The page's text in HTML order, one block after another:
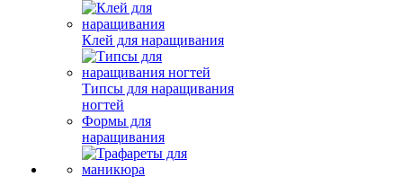
Клей для наращивания
Типсы для наращивания
ногтей
Формы для
наращивания